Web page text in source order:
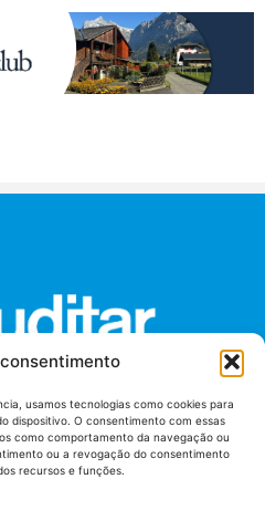
usamos tecnologias como cookies para
dispositivo. O consentimento com essas
como comportamento da navegação ou
ou a revogação do consentimento
recursos e funções.
de Controle Externo -
Sul (SAF/Sul), Qd. 04, Lt. 01
(TCU), Subsolo, Sala S04